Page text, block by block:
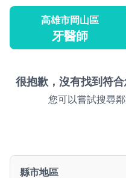
高雄市岡山區
牙醫師
很抱歉，沒有找到符合
您可以嘗試搜尋
縣市地區